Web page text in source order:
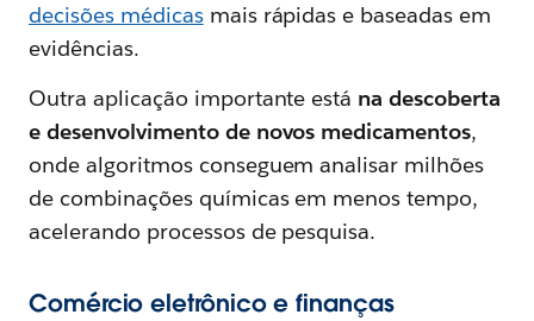
decisões médicasmais rápidas e baseadas em
evidências.
Outra aplicação importante está na descoberta
e desenvolvimento de novos medicamentos,
onde algoritmos conseguem analisar milhões
de combinações químicas em menos tempo,
acelerando processos de pesquisa.
Comércio eletrônico e finanças